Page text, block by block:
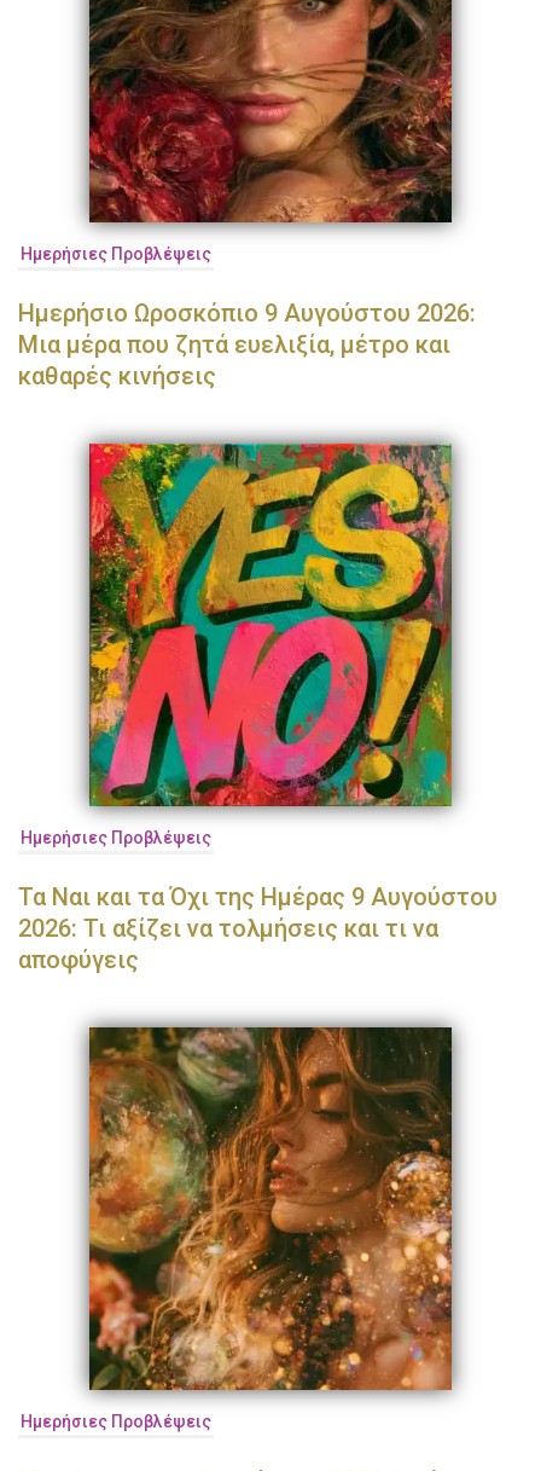
Ημερήσιες Προβλέψεις
Ημερήσιο Ωροσκόπιο 9 Αυγούστου 2026:
Μια μέρα που ζητά ευελιξία, μέτρο και
καθαρές κινήσεις
Ημερήσιες Προβλέψεις
Τα Ναι και τα Όχι της Ημέρας 9 Αυγούστου
2026: Τι αξίζει να τολμήσεις και τι να
αποφύγεις
Ημερήσιες Προβλέψεις